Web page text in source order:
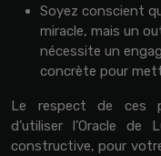
Soyez conscient
miracle, mais un
nécessite un
concrète pour
Le respect de ces
d’utiliser l’Oracle de
constructive, pour